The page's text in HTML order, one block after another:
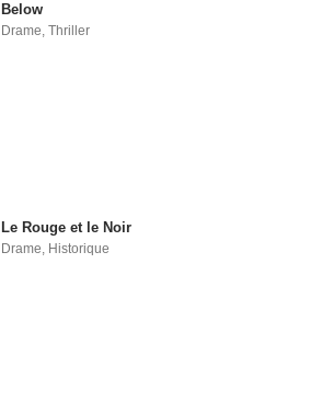
Below
Drame,Thriller
Le Rouge et le Noir
Drame Historique